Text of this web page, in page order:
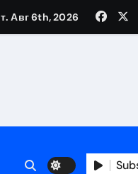
Авг 6th, 2026